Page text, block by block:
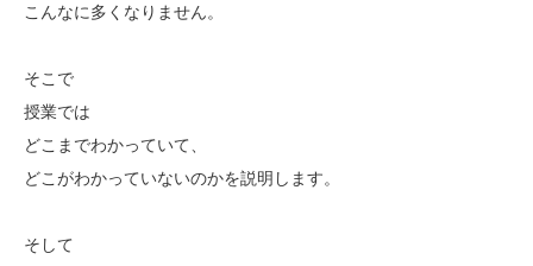
こんなに多くなりません。
そこで
授業では
どこまでわかっていて、
どこがわかっていないのかを説明します。
そして